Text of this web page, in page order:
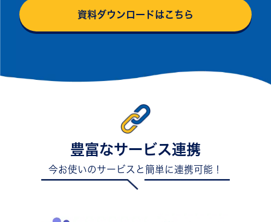
資料ダウンロードはこちら
豊富なサービス連携
今お使いのサービスと簡単に連携可能！